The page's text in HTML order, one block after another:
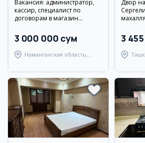
Вакансия: администратор,
кассир, специалист по
договорам в магазин
3 000 000 сум
Наманганская область,
Двор
3